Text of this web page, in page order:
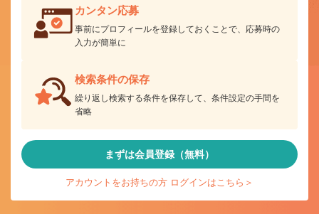
カンタン応募
事前にプロフィールを登録しておくことで、応募時の
入力が簡単に
検索条件の保存
繰り返し検索する条件を保存して、条件設定の手間を
省略
まずは会員登録（無料）
アカウントをお持ちの方 ログインはこちら＞